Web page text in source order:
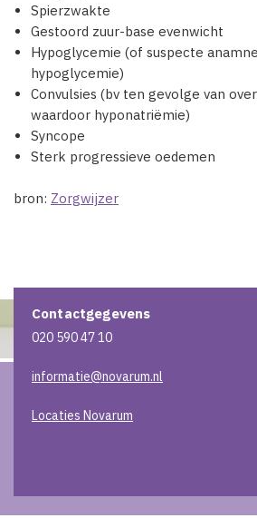
Spierzwakte
Gestoord zuur-base evenwicht
Hypoglycemie (of suspecte
hypoglycemie)
Convulsies (bv ten gevolge van
waardoor hyponatriëmie)
Syncope
Sterk progressieve oedemen
bron: Zorgwijzer
Contactgegevens
020 590 47 10
informatie@novarum.nl
Locaties Novarum